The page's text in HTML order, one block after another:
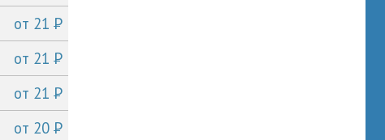
от 21P
от 21P
от 21P
от 20P